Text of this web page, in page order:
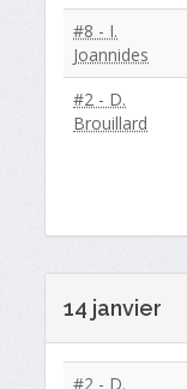
#8 - I.
Joannides
#2 - D.
Brouillard
14 janvier
#2 - D.